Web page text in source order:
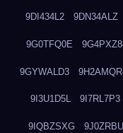
9DI434L2 9DN34ALZ
9G0TFQ0E
9GYWALD3
9I3U1D5L 9I7RL7P3
9IQBZSXG